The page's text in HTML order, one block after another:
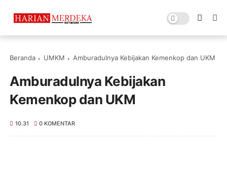
Beranda UMKM Amburadulnya Kebijakan Kemenkop dan UKM
Amburadulnya Kebijakan
Kemenkop dan UKM
10.31 0 KOMENTAR